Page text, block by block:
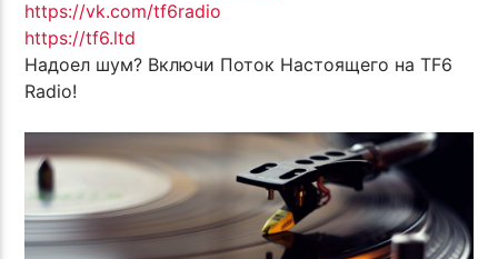
https://vk.com/tf6radio
https://tf6.ltd
Надоел шум? Включи Поток Настоящего на TF6
Radio!